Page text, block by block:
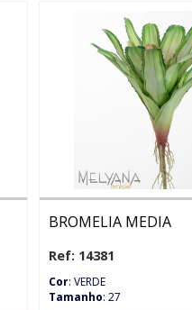
BROMELIA MEDIA
Ref: 14381
Cor: VERDE
Tamanho: 27